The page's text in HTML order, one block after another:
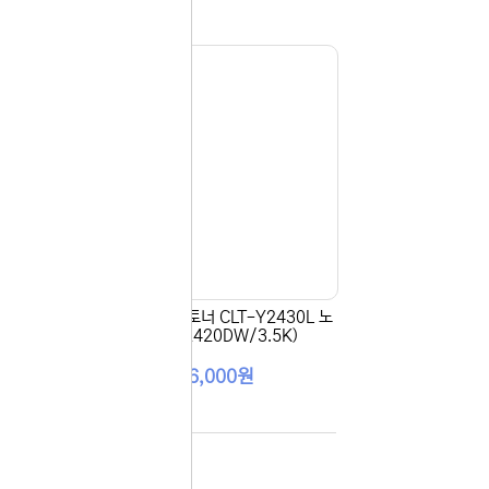
[삼성전자] 정품토너 CLT-Y2430L 노
랑 (SL-C2420DW/3.5K)
156,000원
않기